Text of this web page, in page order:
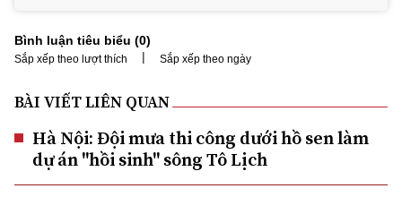
Bình luận tiêu biểu (0)
Sắp xếp theo lượt thích | Sắp xếp theo ngày
BÀI VIẾT LIÊN QUAN
Hà Nội: Đội mưa thi công dưới hồ sen làm
dự án "hồi sinh" sông Tô Lịch